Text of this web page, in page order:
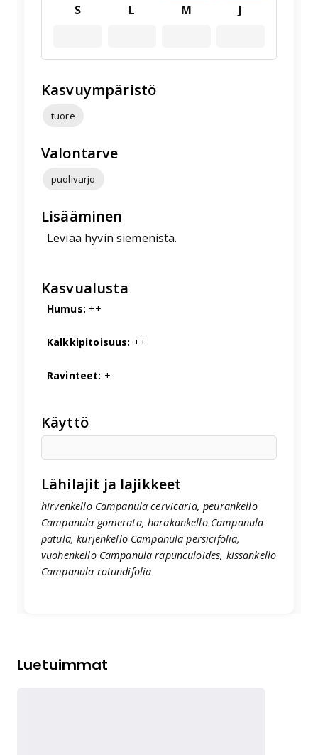
S L M J
Kasvuympäristö
tuore
Valontarve
puolivarjo
Lisääminen
Leviää hyvin siemenistä.
Kasvualusta
Humus: ++
Kalkkipitoisuus: ++
Ravinteet: +
Käyttö
Lähilajit ja lajikkeet
hirvenkello Campanula cervicaria, peurankello
Campanula gomerata, harakankello Campanula
patula, kurjenkello Campanula persicifolia,
vuohenkello Campanula rapunculoides, kissankello
Campanula rotundifolia
Luetuimmat